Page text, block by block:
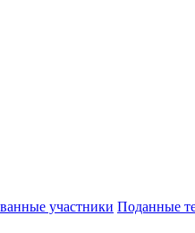
участники Поданные